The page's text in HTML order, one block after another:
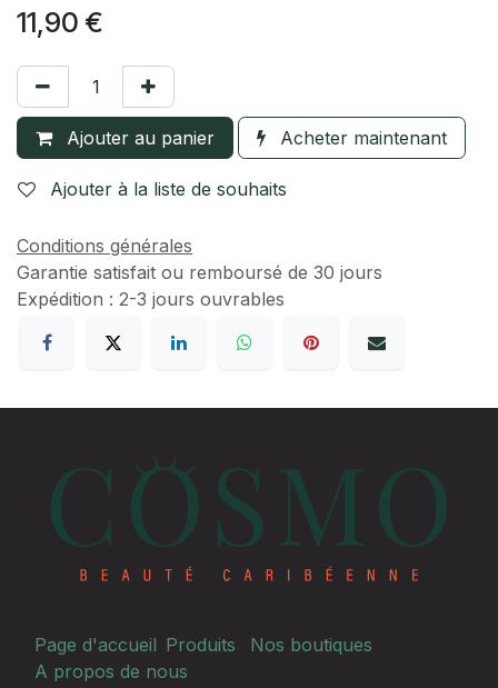
11,90 €
Ajouter au panier Acheter maintenant
Ajouter à la liste de souhaits
Conditions générales
Garantie satisfait ou remboursé de 30 jours
Expédition : 2-3 jours ouvrables
Page d'accueil Produits
Nos boutiques
A propos de nous